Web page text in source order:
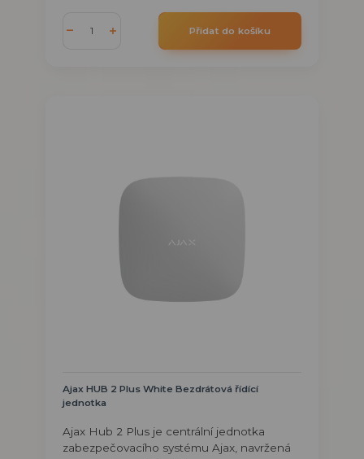
Přidat do košíku
Ajax HUB 2 Plus White Bezdrátová řídící
jednotka
Ajax Hub 2 Plus je centrální jednotka
zabezpečovacího systému Ajax, navržená